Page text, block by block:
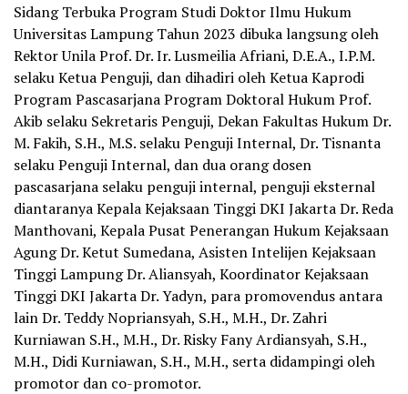
Sidang Terbuka Program Studi Doktor Ilmu Hukum
Universitas Lampung Tahun 2023 dibuka langsung oleh
Rektor Unila Prof. Dr. Ir. Lusmeilia Afriani, D.E.A., I.P.M.
selaku Ketua Penguji, dan dihadiri oleh Ketua Kaprodi
Program Pascasarjana Program Doktoral Hukum Prof.
Akib selaku Sekretaris Penguji, Dekan Fakultas Hukum Dr.
M. Fakih, S.H., M.S. selaku Penguji Internal, Dr. Tisnanta
selaku Penguji Internal, dan dua orang dosen
pascasarjana selaku penguji internal, penguji eksternal
diantaranya Kepala Kejaksaan Tinggi DKI Jakarta Dr. Reda
Manthovani, Kepala Pusat Penerangan Hukum Kejaksaan
Agung Dr. Ketut Sumedana, Asisten Intelijen Kejaksaan
Tinggi Lampung Dr. Aliansyah, Koordinator Kejaksaan
Tinggi DKI Jakarta Dr. Yadyn, para promovendus antara
lain Dr. Teddy Nopriansyah, S.H., M.H., Dr. Zahri
Kurniawan S.H., M.H., Dr. Risky Fany Ardiansyah, S.H.,
M.H., Didi Kurniawan, S.H., M.H., serta didampingi oleh
promotor dan co-promotor.